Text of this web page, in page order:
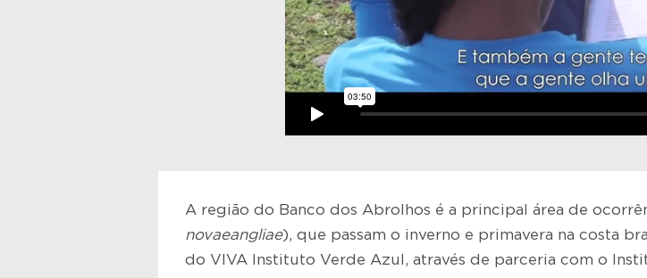
A região do Banco dos Abrolhos é a principal área de
novaeangliae), que passam o inverno e primavera na costa
do VIVA Instituto Verde Azul, através de parceria com o